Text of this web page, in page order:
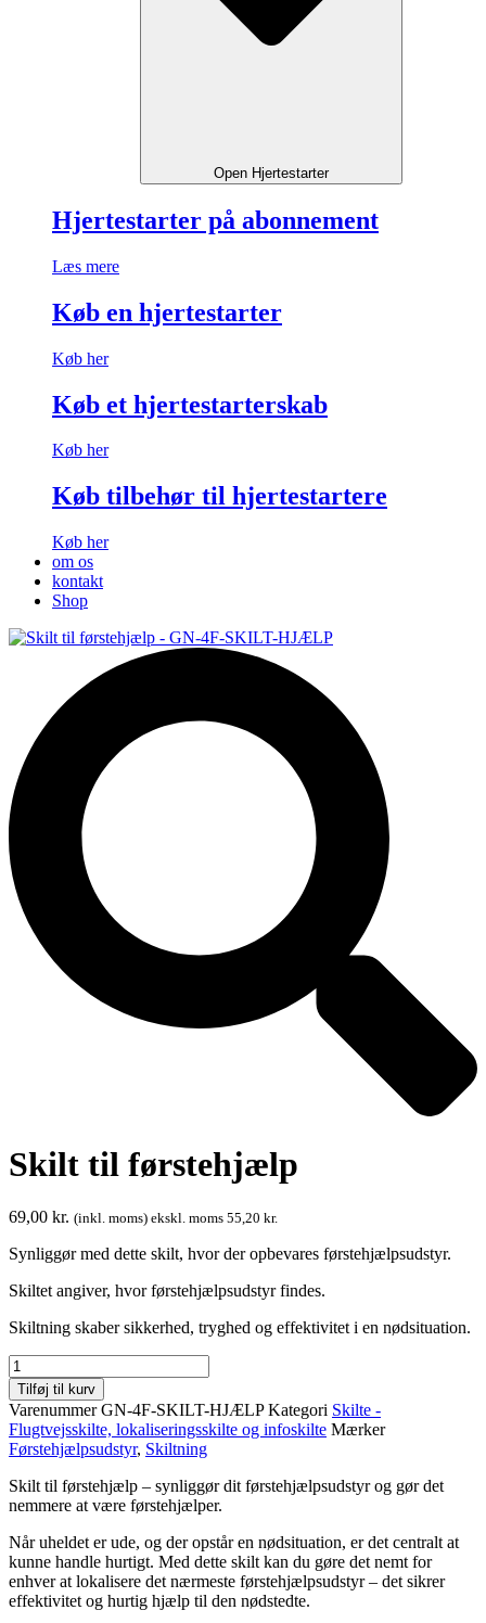
Open Hjertestarter
Hjertestarter på abonnement
Læs mere
Køb en hjertestarter
Køb her
Køb et hjertestarterskab
Køb her
Køb tilbehør til hjertestartere
Køb her
om os
kontakt
Shop
Skilt til førstehjælp
69,00 kr. (inkl. moms) ekskl. moms 55,20 kr.
Synliggør med dette skilt, hvor der opbevares førstehjælpsudstyr.
Skiltet angiver, hvor førstehjælpsudstyr findes.
Skiltning skaber sikkerhed, tryghed og effektivitet i en nødsituation.
Skilt
til
førstehjælp
antal
Tilføj til kurv
VarenummerGN-4F-SKILT-HJÆLPKategori Skilte -
Flugtvejsskilte, lokaliseringsskilte og infoskilte Mærker
Førstehjælpsudstyr, Skiltning
Skilt til førstehjælp – synliggør dit førstehjælpsudstyr og gør det
nemmere at være førstehjælper.
Når uheldet er ude, og der opstår en nødsituation, er det centralt at
kunne handle hurtigt. Med dette skilt kan du gøre det nemt for
enhver at lokalisere det nærmeste førstehjælpsudstyr – det sikrer
effektivitet og hurtig hjælp til den nødstedte.